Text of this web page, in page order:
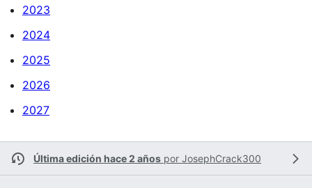
2023
2024
2025
2026
2027
Última edición hace 2 años por JosephCrack300